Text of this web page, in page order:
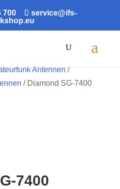
700
service@ifs-
Antennen/
/ Diamond SG-7400
7400